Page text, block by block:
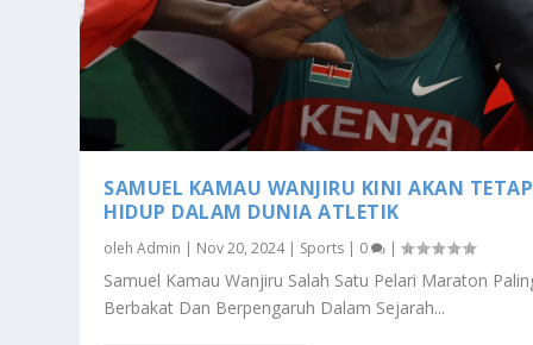
SAMUEL KAMAU WANJIRU KINI AKAN TETAP
HIDUP DALAM DUNIA ATLETIK
olehAdmin | Nov 20, 2024| Sports | 0 |
Samuel Kamau Wanjiru Salah Satu Pelari Maraton
Berbakat Dan Berpengaruh Dalam Sejarah...